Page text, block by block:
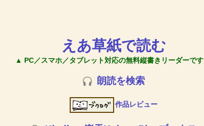
えあ草紙で読む
▲ PC／スマホ／タブレット対応の無料縦書きリーダーで
朗読を検索
作品レビュー